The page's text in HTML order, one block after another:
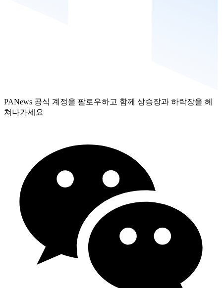
PANews 공식 계정을 팔로우하고 함께 상승장과 하락장을 헤
쳐나가세요